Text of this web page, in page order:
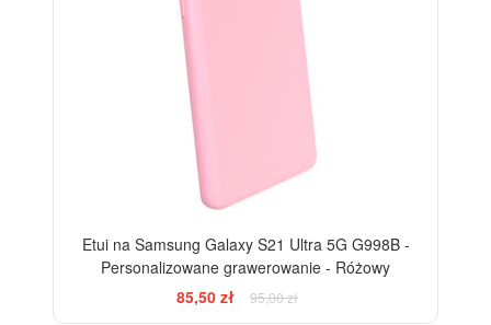
Etui na Samsung Galaxy S21 Ultra 5G G998B -
Personalizowane grawerowanie - Różowy
85,50 zł
95,00 zł